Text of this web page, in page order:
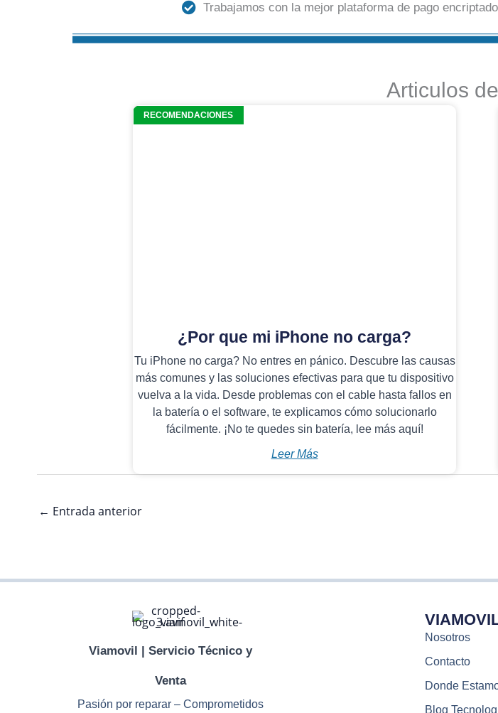
Trabajamos con la mejor plataforma de pago
Articulos
RECOMENDACIONES
¿Por que mi iPhone no carga?
Tu iPhone no carga? No entres en pánico. Descubre las causas
más comunes y las soluciones efectivas para que tu dispositivo
vuelva a la vida. Desde problemas con el cable hasta fallos en
la batería o el software, te explicamos cómo solucionarlo
fácilmente. ¡No te quedes sin batería, lee más aquí!
Leer Más
← Entrada anterior
Viamovil | Servicio Técnico y
Venta
Pasión por reparar – Comprometidos
Nosotros
Contacto
Donde
Blog